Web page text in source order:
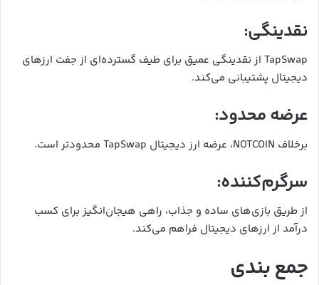
نقدینگی:
TapSwap از نقدینگی عمیق برای طیف گسترده‌ای از جفت ارزهای
دیجیتال پشتیبانی می‌کند.
عرضه محدود:
برخلاف NOTCOIN، عرضه ارز دیجیتال TapSwap محدودتر است.
سرگرم‌کننده:
از طریق بازی‌های ساده و جذاب، راهی هیجان‌انگیز برای کسب
درآمد از ارزهای دیجیتال فراهم می‌کند.
جمع بندی